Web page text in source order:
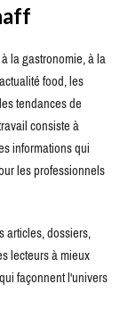
la gastronomie, à la
food, les
tendances de
consiste à
informations qui
les professionnels
articles, dossiers,
lecteurs à mieux
façonnent l'univers